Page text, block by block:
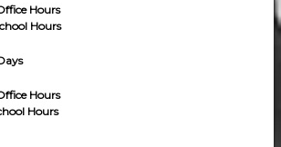
Hours
Hours
Hours
Hours